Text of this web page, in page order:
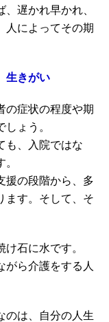
遅かれ早かれ、
人によってその期
生きがい
の症状の程度や期
ょう。
も、入院ではな
援の段階から、多
ます。そして、そ
石に水です。
がら介護をする人
のは、自分の人生